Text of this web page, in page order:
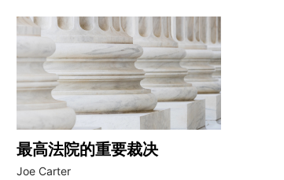
最高法院的重要裁决
Joe Carter